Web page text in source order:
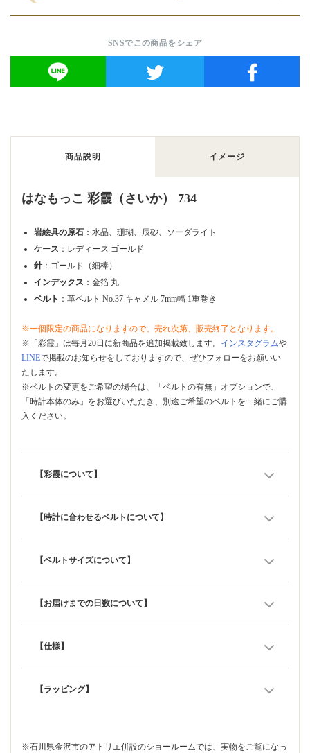
SNSでこの商品をシェア
商品説明 イメージ
はなもっこ 彩霞（さいか） 734
岩絵具の原石 ：水晶、珊瑚、辰砂、ソーダライト
ケース ：レディース ゴールド
針：ゴールド（細棒）
インデックス ：金箔 丸
ベルト ：革ベルト No.37 キャメル 7mm幅 1重巻き
※一個限定の商品になりますので、売れ次第、販売終了となります。
※「彩霞」は毎月20日に新商品を追加掲載致します。 インスタグラムや
LINEで掲載のお知らせをしておりますので、ぜひフォローをお願いい
たします。
※ベルトの変更をご希望の場合は、「ベルトの有無」オプションで、
「時計本体のみ」をお選びいただき、別途ご希望のベルトを一緒にご購
入ください。
【彩霞について】
【時計に合わせるベルトについて】
【ベルトサイズについて】
【お届けまでの日数について】
【仕様】
【ラッピング】
※石川県金沢市のアトリエ併設のショールームでは、実物をご覧になっ